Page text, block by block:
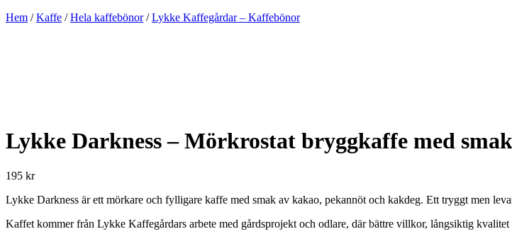
Hem /Kaffe /Hela kaffebönor/Lykke Kaffegårdar – Kaffebönor
Lykke Darkness – Mörkrostat bryggkaffe med
195 kr
Lykke Darkness är ett mörkare och fylligare kaffe med smak av kakao, pekannöt och kakdeg. Ett tryggt men
Kaffet kommer från Lykke Kaffegårdars arbete med gårdsprojekt och odlare, där bättre villkor, långsiktig